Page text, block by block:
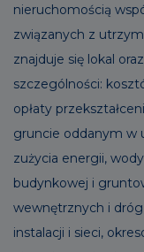
nieruchomością
związanych z
znajduje się lokal
szczególności:
opłaty
gruncie oddanym w
zużycia energii,
budynkowej i
wewnętrznych i
instalacji i sieci,